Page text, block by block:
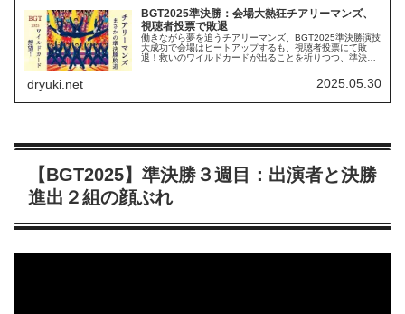
BGT2025準決勝：会場大熱狂チアリーマンズ、
視聴者投票で敗退
働きながら夢を追うチアリーマンズ、BGT2025準決勝演技
大成功で会場はヒートアップするも、視聴者投票にて敗
退！救いのワイルドカードが出ることを祈りつつ、準決勝
dryuki.net 2025.05.30
【BGT2025】準決勝３週目：出演者と決勝
進出２組の顔ぶれ